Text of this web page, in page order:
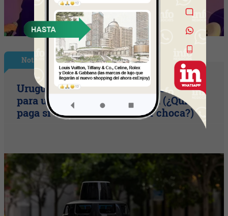
Nota Principal
Uruguay empieza a discutir las reglas
para una movilidad autónoma (¿Quién
paga si el auto sin conductor choca?)